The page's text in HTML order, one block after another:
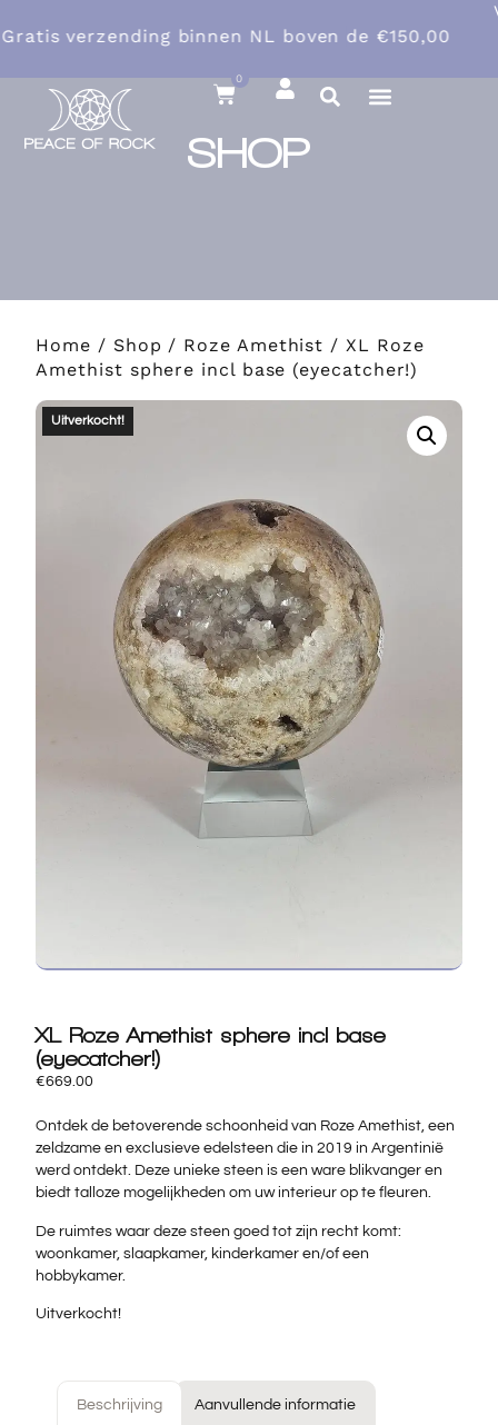
0
SHOP
Home / Shop / Roze Amethist / XL Roze
Amethist sphere incl base (eyecatcher!)
Uitverkocht!
XL Roze Amethist sphere incl base
(eyecatcher!)
€669.00
Ontdek de betoverende schoonheid van Roze Amethist, een
zeldzame en exclusieve edelsteen die in 2019 in Argentinië
werd ontdekt. Deze unieke steen is een ware blikvanger en
biedt talloze mogelijkheden om uw interieur op te fleuren.
De ruimtes waar deze steen goed tot zijn recht komt:
woonkamer, slaapkamer, kinderkamer en/of een
hobbykamer.
Uitverkocht!
Beschrijving Aanvullende informatie